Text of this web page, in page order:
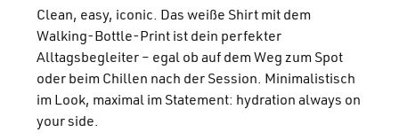
Clean, easy, iconic. Das weiße Shirt mit dem
Walking-Bottle-Print ist dein perfekter
Alltagsbegleiter – egal ob auf dem Weg zum Spot
oder beim Chillen nach der Session. Minimalistisch
im Look, maximal im Statement: hydration always on
your side.